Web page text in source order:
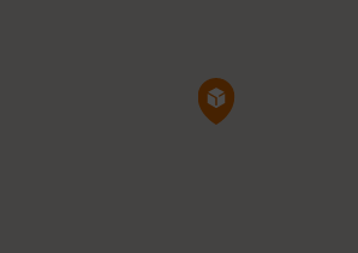
Pin de la carte